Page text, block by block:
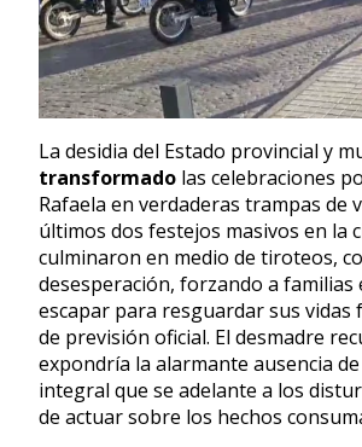
La desidia del Estado provincial y
transformado las celebraciones
Rafaela en verdaderas trampas de
últimos dos festejos masivos en la
culminaron en medio de tiroteos,
desesperación, forzando a familias
escapar para resguardar sus vidas
de previsión oficial. El desmadre
expondría la alarmante ausencia
integral que se adelante a los
de actuar sobre los hechos